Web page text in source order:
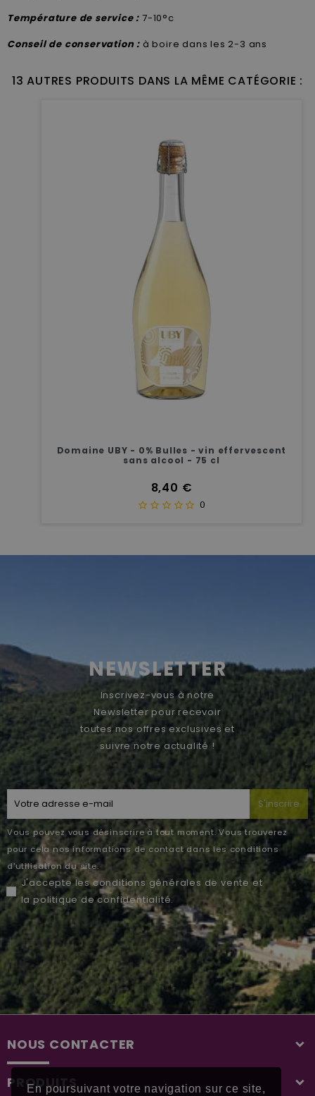
En poursuivant votre navigation sur ce site,
Température de service : 7-10°c
Conseil de conservation : à boire dans les 2-3 ans
13 AUTRES PRODUITS DANS LA MÊME CATÉGORIE :
Domaine UBY - 0% Bulles - vin effervescent
sans alcool - 75 cl
Prix
8,40 €
0
NEWSLETTER
Inscrivez-vous à notre
Newsletter pour recevoir
toutes nos offres exclusives et
suivre notre actualité !
S'inscrire
Vous pouvez vous désinscrire à tout moment. Vous trouverez
pour cela nos informations de contact dans les conditions
d'utilisation du site.
J'accepte lesconditions générales de vente et
la politique de confidentialité.
NOUS CONTACTER
PRODUITS